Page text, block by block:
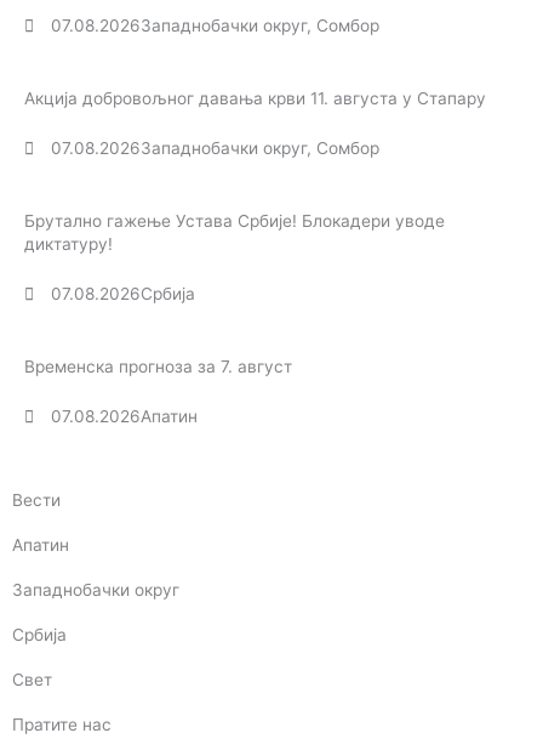
07.08.2026Западнобачки округ, Сомбор
Акција добровољног давања крви 11. августа у Стапару
07.08.2026Западнобачки округ, Сомбор
Брутално гажење Устава Србије! Блокадери уводе
диктатуру!
07.08.2026Србија
Временска прогноза за 7. август
07.08.2026Апатин
Вести
Апатин
Западнобачки округ
Србија
Свет
Пратите нас